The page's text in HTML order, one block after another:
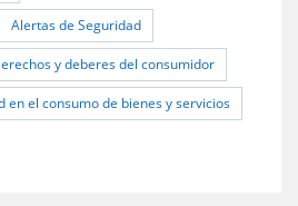
Alertas de Seguridad
y deberes del consumidor
en el consumo de bienes y servicios